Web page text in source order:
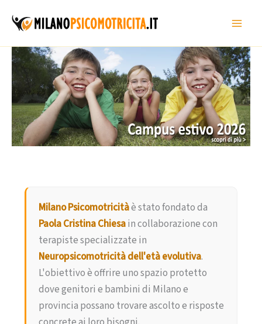
Milano Psicomotricitàè stato fondato da
Paola Cristina Chiesain collaborazione con
terapiste specializzate in
Neuropsicomotricità dell'età evolutiva.
L'obiettivo è offrire uno spazio protetto
dove genitori e bambini di Milano e
provincia possano trovare ascolto e risposte